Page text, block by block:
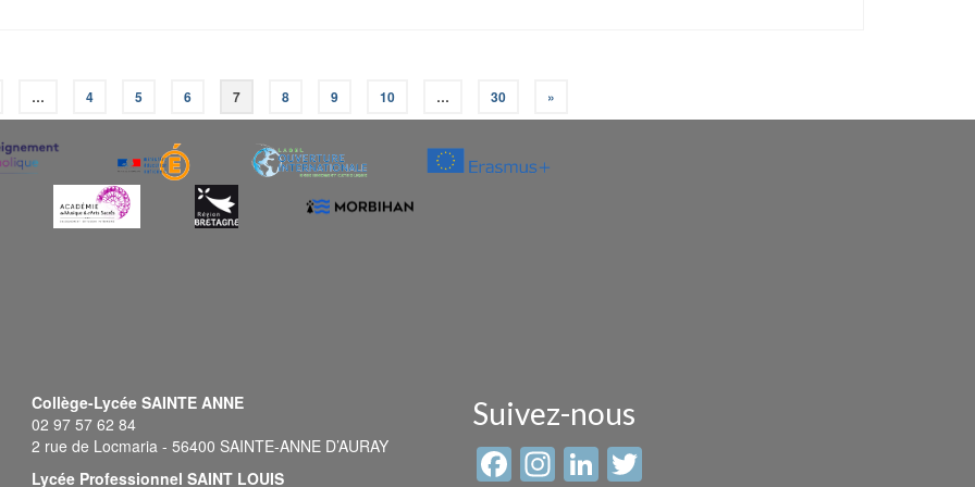
… 4 5 6 7 8 9 10 … 30 »
Collège-Lycée SAINTE ANNE
02 97 57 62 84
2 rue de Locmaria - 56400 SAINTE-ANNE D’AURAY
Lycée Professionnel SAINT LOUIS
Suivez-nous
Facebook
Instagram
LinkedIn